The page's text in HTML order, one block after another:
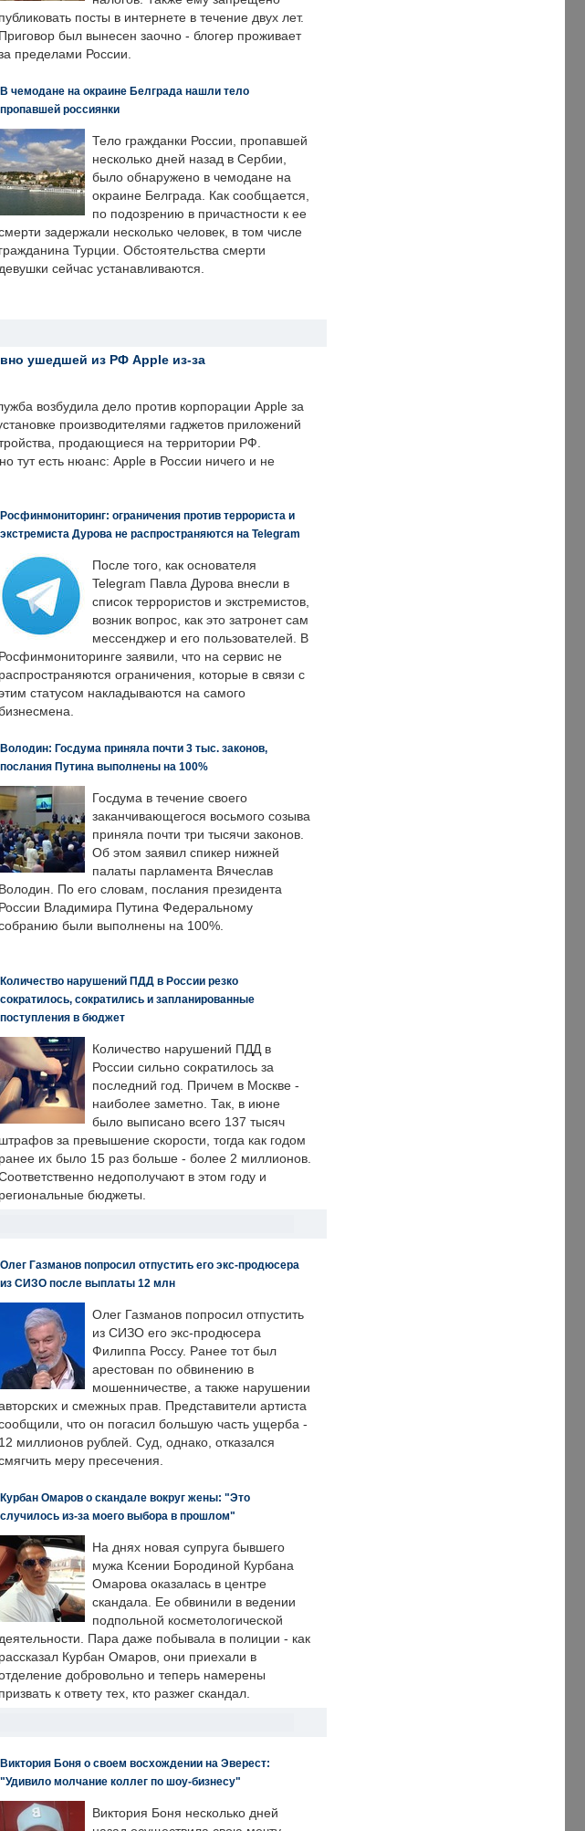
публиковать посты в интернете в течение двух лет.
Приговор был вынесен заочно - блогер проживает
пределами России.
В чемодане на окраине Белграда нашли тело
пропавшей россиянки
Тело гражданки России, пропавшей
несколько дней назад в Сербии,
было обнаружено в чемодане на
окраине Белграда. Как сообщается,
по подозрению в причастности к ее
задержали несколько человек, в том числе
гражданина Турции. Обстоятельства смерти
сейчас устанавливаются.
ушедшей из РФ Apple из-за
возбудила дело против корпорации Apple за
производителями гаджетов приложений
продающиеся на территории РФ.
тут есть нюанс: Apple в России ничего и не
Росфинмониторинг: ограничения против террориста и
экстремиста Дурова не распространяются на Telegram
После того, как основателя
Telegram Павла Дурова внесли в
список террористов и экстремистов,
возник вопрос, как это затронет сам
мессенджер и его пользователей. В
Росфинмониторинге заявили, что на сервис не
распространяются ограничения, которые в связи с
статусом накладываются на самого
Володин: Госдума приняла почти 3 тыс. законов,
послания Путина выполнены на 100%
Госдума в течение своего
заканчивающегося восьмого созыва
приняла почти три тысячи законов.
Об этом заявил спикер нижней
палаты парламента Вячеслав
Володин. По его словам, послания президента
России Владимира Путина Федеральному
были выполнены на 100%.
Количество нарушений ПДД в России резко
сократилось, сократились и запланированные
поступления в бюджет
Количество нарушений ПДД в
России сильно сократилось за
последний год. Причем в Москве -
наиболее заметно. Так, в июне
было выписано всего 137 тысяч
штрафов за превышение скорости, тогда как годом
ранее их было 15 раз больше - более 2 миллионов.
недополучают в этом году и
региональные бюджеты.
Олег Газманов попросил отпустить его экс-продюсера
из СИЗО после выплаты 12 млн
Олег Газманов попросил отпустить
из СИЗО его экс-продюсера
Филиппа Россу. Ранее тот был
арестован по обвинению в
мошенничестве, а также нарушении
и смежных прав. Представители артиста
что он погасил большую часть ущерба -
12 миллионов рублей. Суд, однако, отказался
меру пресечения.
Курбан Омаров о скандале вокруг жены: "Это
случилось из-за моего выбора в прошлом"
На днях новая супруга бывшего
мужа Ксении Бородиной Курбана
Омарова оказалась в центре
скандала. Ее обвинили в ведении
подпольной косметологической
Пара даже побывала в полиции - как
рассказал Курбан Омаров, они приехали в
добровольно и теперь намерены
призвать к ответу тех, кто разжег скандал.
Виктория Боня о своем восхождении на Эверест:
"Удивило молчание коллег по шоу-бизнесу"
Виктория Боня несколько дней